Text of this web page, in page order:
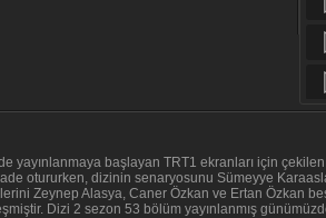
yayınlanmaya başlayan TRT1 ekranları için
otururken, dizinin senaryosunu Sümeyye
Zeynep Alasya, Caner Özkan ve Ertan Özkan
Dizi 2 sezon 53 bölüm yayınlanmış